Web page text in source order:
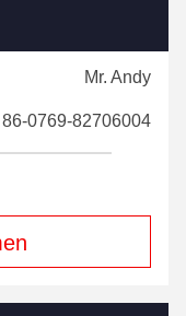
Mr. Andy
86-0769-82706004